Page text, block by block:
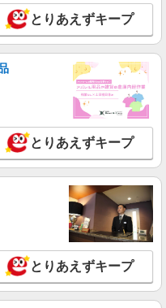
円 ＊交通費規定内支給あり
島
詳細を見る
円＋交通費（規定あり） ※夜
5：00まで割増 ☆日払い・週
独自の手当
円〜）、家族手当（配偶
）あり 【月収例】 時
＝226,000円
町
詳細を見る
とりあえずキープ
とりあえずキープ
とりあえずキープ